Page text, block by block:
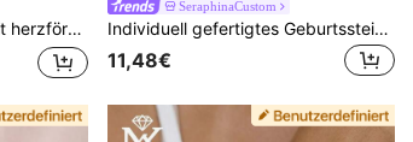
für Frauen, Geschenk für Mutter, Muttertagsgeschenk
SeraphinaCustom
Individuell gefertigtes Geburtsstein-Armband mit doppelter Schlaufe und verstellbarer Kette, elegant und exquisit, ineinander greifendes Design mit eingebetteten Geburtssteinen. Dieses Armband ist eine ideale Wahl für Jahrestag, Geburtstag, täglichen Tragen, Abschlussball, Muttertag, Valentinstag, Abschluss, Hochzeitsgeschenke oder Partygeschenke, geeignet als Geschenk für Freundinnen, Mütter, Familie, Freunde oder Töchter.
11,48€